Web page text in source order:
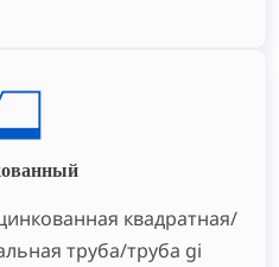
квадратная/
труба/труба gi